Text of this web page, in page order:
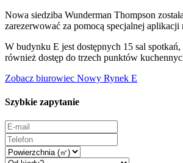
Nowa siedziba Wunderman Thompson
zarezerwować za pomocą specjalnej
W budynku E jest dostępnych 15 sal
również dostęp do trzech punktów
Zobacz biurowiec Nowy Rynek E
Szybkie zapytanie